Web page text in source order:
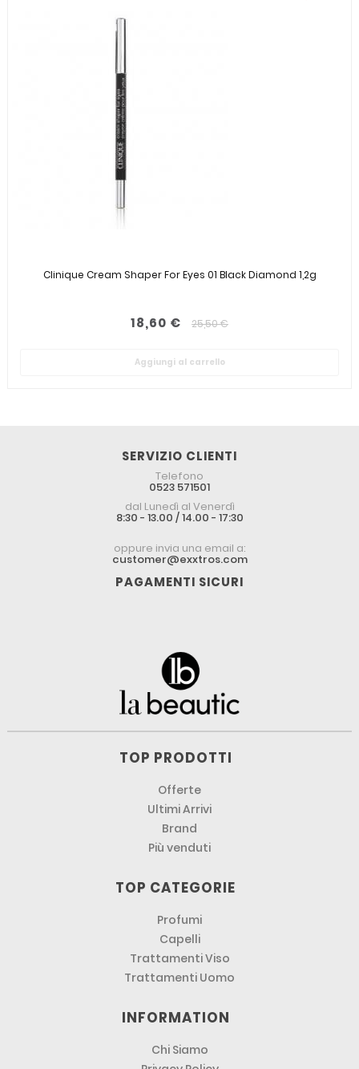
Clinique Cream Shaper For Eyes 01 Black Diamond 1,2g
18,60 € 25,50 €
Aggiungi al carrello
SERVIZIO CLIENTI
Telefono
0523 571501
dal Lunedì al Venerdì
8:30 - 13.00 / 14.00 - 17:30
oppure invia una email a:
customer@exxtros.com
PAGAMENTI SICURI
TOP PRODOTTI
Offerte
Ultimi Arrivi
Brand
Più venduti
TOP CATEGORIE
Profumi
Capelli
Trattamenti Viso
Trattamenti Uomo
INFORMATION
Chi Siamo